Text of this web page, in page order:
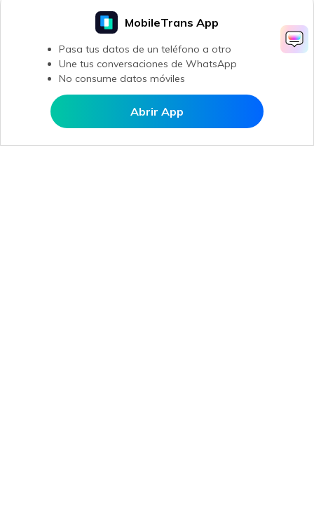
Abrir en MobileTrans
MobileTrans App
Pasa tus datos de un teléfono a otro
Une tus conversaciones de WhatsApp
No consume datos móviles
Abrir App